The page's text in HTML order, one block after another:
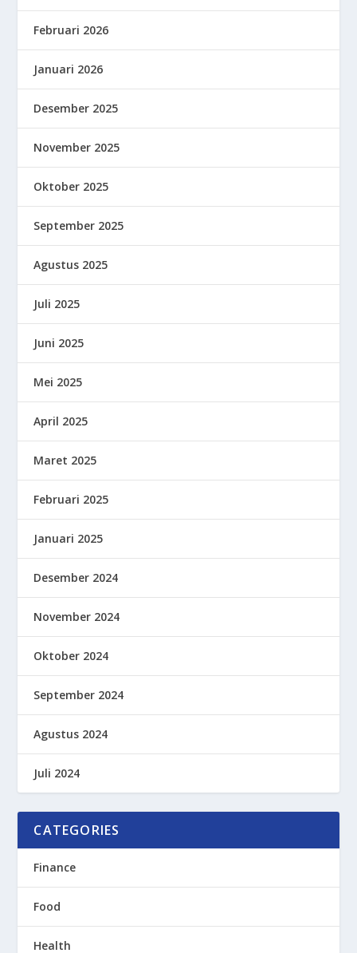
Februari 2026
Januari 2026
Desember 2025
November 2025
Oktober 2025
September 2025
Agustus 2025
Juli 2025
Juni 2025
Mei 2025
April 2025
Maret 2025
Februari 2025
Januari 2025
Desember 2024
November 2024
Oktober 2024
September 2024
Agustus 2024
Juli 2024
CATEGORIES
Finance
Food
Health